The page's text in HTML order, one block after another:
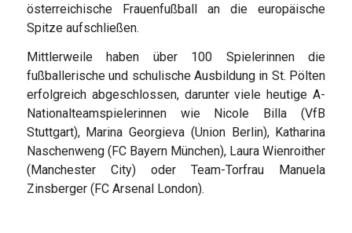
österreichische Frauenfußball an die europäische
Spitze aufschließen.
Mittlerweile haben über 100 Spielerinnen die
fußballerische und schulische Ausbildung in St. Pölten
erfolgreich abgeschlossen, darunter viele heutige A-
Nationalteamspielerinnen wie Nicole Billa (VfB
Stuttgart), Marina Georgieva (Union Berlin), Katharina
Naschenweng (FC Bayern München), Laura Wienroither
(Manchester City) oder Team-Torfrau Manuela
Zinsberger (FC Arsenal London).